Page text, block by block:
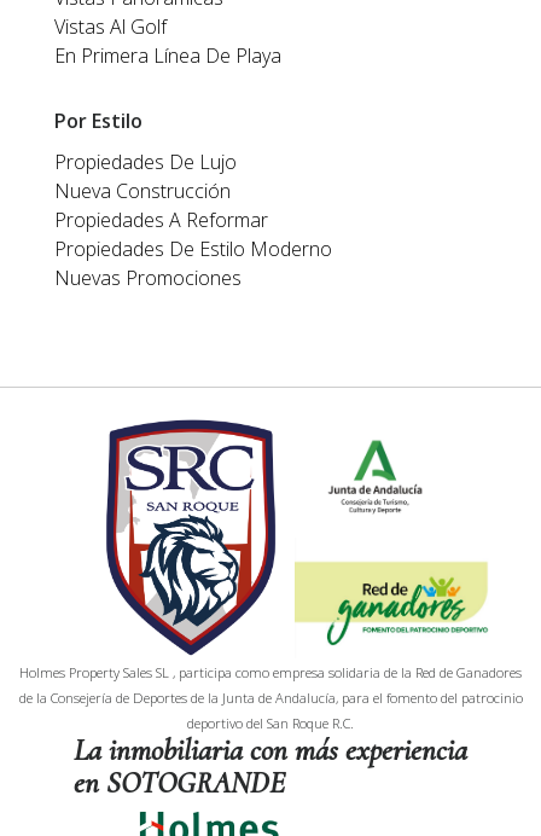
Vistas Al Golf
En Primera Línea De Playa
Por Estilo
Propiedades De Lujo
Nueva Construcción
Propiedades A Reformar
Propiedades De Estilo Moderno
Nuevas Promociones
La inmobiliaria con más experiencia
en SOTOGRANDE
Holmes Property Sales SL , participa como empresa solidaria de la Red de Ganadores
de la Consejería de Deportes de la Junta de Andalucía, para el fomento del patrocinio
deportivo del San Roque R.C.